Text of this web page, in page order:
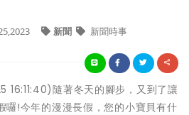
新聞 新聞時事
16:11:40)隨著冬天的腳步，又到了讓
囉!今年的漫漫長假，您的小寶貝有什